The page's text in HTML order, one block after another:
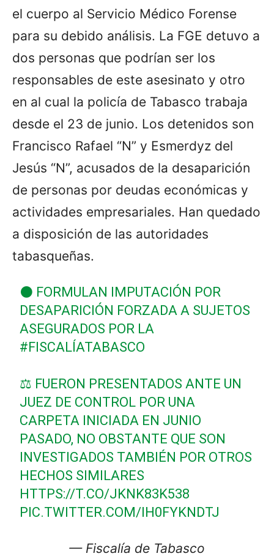
el cuerpo al Servicio Médico Forense
para su debido análisis. La FGE detuvo a
dos personas que podrían ser los
responsables de este asesinato y otro
en al cual la policía de Tabasco trabaja
desde el 23 de junio. Los detenidos son
Francisco Rafael “N” y Esmerdyz del
Jesús “N”, acusados de la desaparición
de personas por deudas económicas y
actividades empresariales. Han quedado
a disposición de las autoridades
tabasqueñas.
⚫ FORMULAN IMPUTACIÓN POR
DESAPARICIÓN FORZADA A SUJETOS
ASEGURADOS POR LA
#FISCALÍATABASCO
⚖ FUERON PRESENTADOS ANTE UN
JUEZ DE CONTROL POR UNA
CARPETA INICIADA EN JUNIO
PASADO, NO OBSTANTE QUE SON
INVESTIGADOS TAMBIÉN POR OTROS
HECHOS SIMILARES
HTTPS://T.CO/JKNK83K538
PIC.TWITTER.COM/IH0FYKNDTJ
— Fiscalía de Tabasco